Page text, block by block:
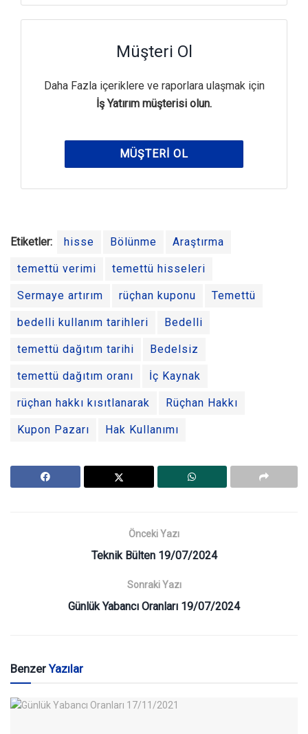
Müşteri Ol
Daha Fazla içeriklere ve raporlara ulaşmak için
İş Yatırım müşterisi olun.
MÜŞTERI OL
Etiketler: hisse Bölünme Araştırma
temettü verimi temettü hisseleri
Sermaye artırım rüçhan kuponu Temettü
bedelli kullanım tarihleri Bedelli
temettü dağıtım tarihi Bedelsiz
temettü dağıtım oranı İç Kaynak
rüçhan hakkı kısıtlanarak Rüçhan Hakkı
Kupon Pazarı Hak Kullanımı
Önceki Yazı
Teknik Bülten 19/07/2024
Sonraki Yazı
Günlük Yabancı Oranları 19/07/2024
BenzerYazılar